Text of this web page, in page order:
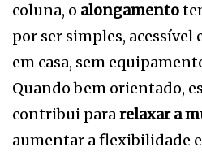
coluna, o alongamento
por ser simples, acessível
em casa, sem
Quando bem orientado,
contribui pararelaxar a
aumentar a flexibilidade